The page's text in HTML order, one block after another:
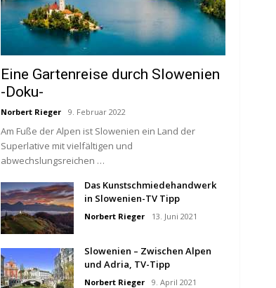
Eine Gartenreise durch Slowenien
-Doku-
Norbert Rieger 9. Februar 2022
Am Fuße der Alpen ist Slowenien ein Land der
Superlative mit vielfältigen und
abwechslungsreichen …
Das Kunstschmiedehandwerk
in Slowenien-TV Tipp
Norbert Rieger 13. Juni 2021
Slowenien – Zwischen Alpen
und Adria, TV-Tipp
Norbert Rieger 9. April 2021